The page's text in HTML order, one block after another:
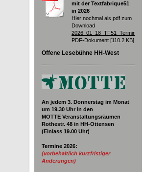
mit der Textfabrique51
in 2026
Hier nochmal als pdf zum
Download
2026_01_18_TF51_Termine.pdf
PDF-Dokument [110.2 KB]
Offene Lesebühne HH-West
An jedem 3. Donnerstag im Monat
um 19.30 Uhr in den
MOTTE Veranstaltungsräumen
Rothestr. 48 in HH-Ottensen
(Einlass 19.00 Uhr)
Termine 2026:
(vorbehaltlich kurzfristiger
Änderungen)